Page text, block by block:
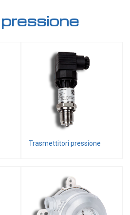
Trasmettitori pressione
di superficie